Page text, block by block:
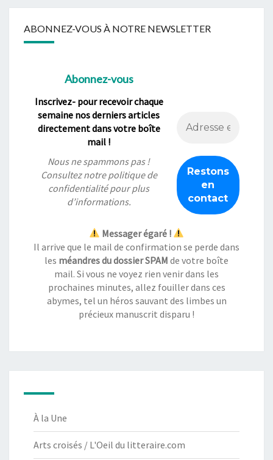
ABONNEZ-VOUS À NOTRE NEWSLETTER
Abonnez-vous
Inscrivez- pour recevoir chaque
semaine nos derniers articles
directement dans votre boîte
mail !
Nous ne spammons pas !
Consultez notrepolitique de
confidentialitépour plus
d’informations.
Messager égaré !
Il arrive que le mail de confirmation se perde dans
les méandres du dossier SPAM de votre boîte
mail. Si vous ne voyez rien venir dans les
prochaines minutes, allez fouiller dans ces
abymes, tel un héros sauvant des limbes un
précieux manuscrit disparu !
À la Une
Arts croisés / L'Oeil du litteraire.com